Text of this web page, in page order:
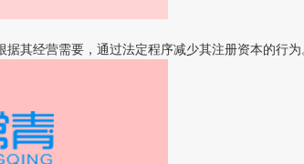
其经营需要，通过法定程序减少其注册资本的行